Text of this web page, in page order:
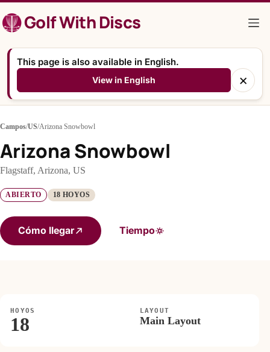
al
contenidoGolf With Discs
This page is also available in English.
View in English ×
Campos/US/Arizona Snowbowl
Arizona Snowbowl
Flagstaff, Arizona, US
ABIERTO 18 HOYOS
Cómo llegar Tiempo
HOYOS
18
LAYOUT
Main Layout